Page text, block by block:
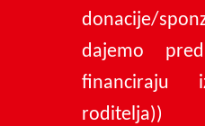
donacije/
dajemo
financiraju
roditelja))